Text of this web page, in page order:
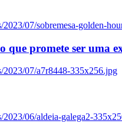
07/sobremesa-golden-
promete ser uma
07/a7r8448-335x256.jpg
06/aldeia-galega2-